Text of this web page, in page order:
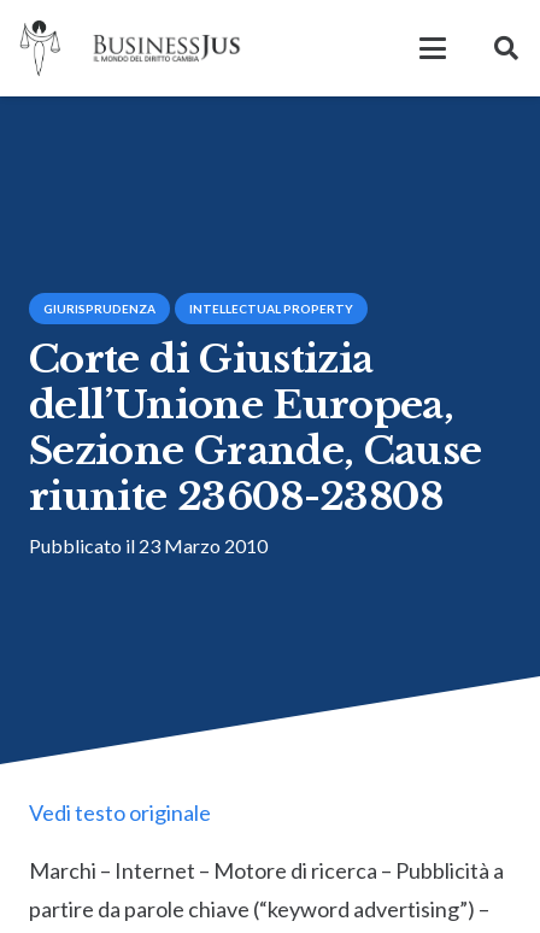
GIURISPRUDENZA INTELLECTUAL PROPERTY
Corte di Giustizia
dell’Unione Europea,
Sezione Grande, Cause
riunite 23608-23808
Pubblicato il 23 Marzo 2010
Vedi testo originale
Marchi – Internet – Motore di ricerca – Pubblicità a
partire da parole chiave (“keyword advertising”) –